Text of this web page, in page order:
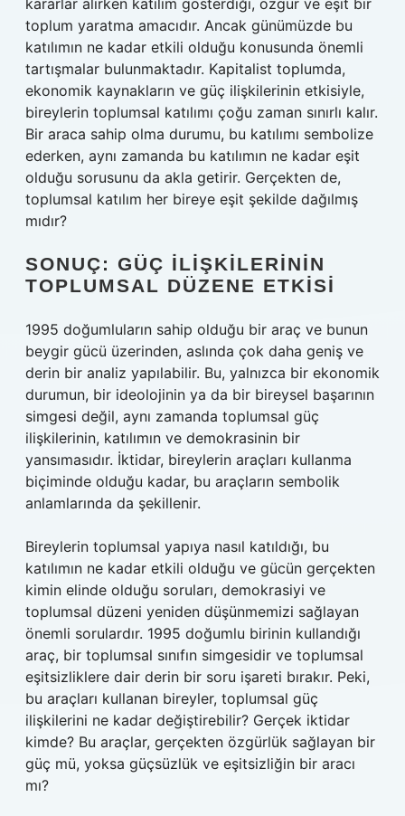
kararlar alırken katılım gösterdiği, özgür ve eşit bir
toplum yaratma amacıdır. Ancak günümüzde bu
katılımın ne kadar etkili olduğu konusunda önemli
tartışmalar bulunmaktadır. Kapitalist toplumda,
ekonomik kaynakların ve güç ilişkilerinin etkisiyle,
bireylerin toplumsal katılımı çoğu zaman sınırlı kalır.
Bir araca sahip olma durumu, bu katılımı sembolize
ederken, aynı zamanda bu katılımın ne kadar eşit
olduğu sorusunu da akla getirir. Gerçekten de,
toplumsal katılım her bireye eşit şekilde dağılmış
mıdır?
SONUÇ: GÜÇ İLIŞKILERININ
TOPLUMSAL DÜZENE ETKISI
1995 doğumluların sahip olduğu bir araç ve bunun
beygir gücü üzerinden, aslında çok daha geniş ve
derin bir analiz yapılabilir. Bu, yalnızca bir ekonomik
durumun, bir ideolojinin ya da bir bireysel başarının
simgesi değil, aynı zamanda toplumsal güç
ilişkilerinin, katılımın ve demokrasinin bir
yansımasıdır. İktidar, bireylerin araçları kullanma
biçiminde olduğu kadar, bu araçların sembolik
anlamlarında da şekillenir.
Bireylerin toplumsal yapıya nasıl katıldığı, bu
katılımın ne kadar etkili olduğu ve gücün gerçekten
kimin elinde olduğu soruları, demokrasiyi ve
toplumsal düzeni yeniden düşünmemizi sağlayan
önemli sorulardır. 1995 doğumlu birinin kullandığı
araç, bir toplumsal sınıfın simgesidir ve toplumsal
eşitsizliklere dair derin bir soru işareti bırakır. Peki,
bu araçları kullanan bireyler, toplumsal güç
ilişkilerini ne kadar değiştirebilir? Gerçek iktidar
kimde? Bu araçlar, gerçekten özgürlük sağlayan bir
güç mü, yoksa güçsüzlük ve eşitsizliğin bir aracı
mı?